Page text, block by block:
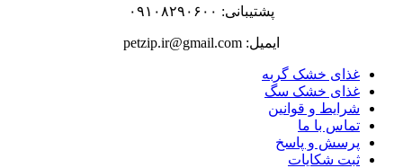
پشتیبانی: ۰۹۱۰۸۲۹۰۶۰۰
ایمیل: petzip.ir@gmail.com
غذای خشک گربه
غذای خشک سگ
شرایط و قوانین
تماس با ما
پرسش و پاسخ
ثبت شکایات